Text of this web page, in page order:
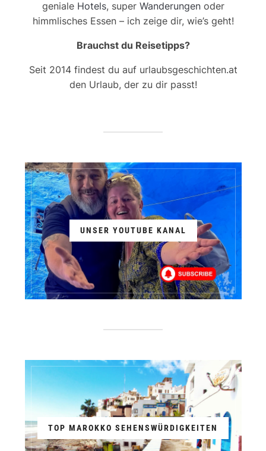
geniale Hotels, super Wanderungenoder
himmlisches Essen – ich zeige dir, wie’s geht!
Brauchst du Reisetipps?
Seit 2014 findest du auf urlaubsgeschichten.at
den Urlaub, der zu dir passt!
UNSER YOUTUBE KANAL
TOP MAROKKO SEHENSWÜRDIGKEITEN